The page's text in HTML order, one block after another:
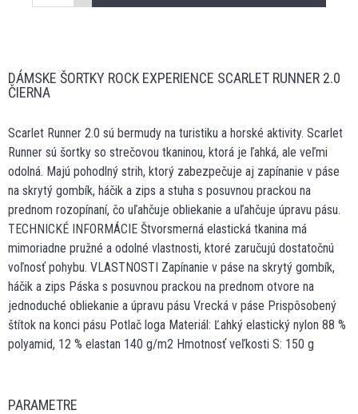
DÁMSKE ŠORTKY ROCK EXPERIENCE SCARLET RUNNER 2.0
ČIERNA
Scarlet Runner 2.0 sú bermudy na turistiku a horské aktivity. Scarlet
Runner sú šortky so strečovou tkaninou, ktorá je ľahká, ale veľmi
odolná. Majú pohodlný strih, ktorý zabezpečuje aj zapínanie v páse
na skrytý gombík, háčik a zips a stuha s posuvnou prackou na
prednom rozopínaní, čo uľahčuje obliekanie a uľahčuje úpravu pásu.
TECHNICKÉ INFORMÁCIE Štvorsmerná elastická tkanina má
mimoriadne pružné a odolné vlastnosti, ktoré zaručujú dostatočnú
voľnosť pohybu. VLASTNOSTI Zapínanie v páse na skrytý gombík,
háčik a zips Páska s posuvnou prackou na prednom otvore na
jednoduché obliekanie a úpravu pásu Vrecká v páse Prispôsobený
štítok na konci pásu Potlač loga Materiál: Ľahký elastický nylon 88 %
polyamid, 12 % elastan 140 g/m2 Hmotnosť veľkosti S: 150 g
PARAMETRE